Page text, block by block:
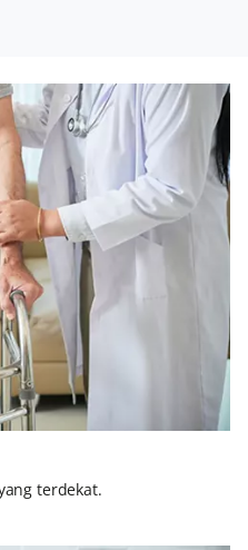
terdekat.